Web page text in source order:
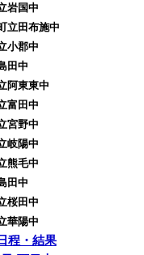
岩国中
立田布施中
小郡中
田中
阿東東中
富田中
宮野中
岐陽中
熊毛中
田中
桜田中
華陽中
程・結果